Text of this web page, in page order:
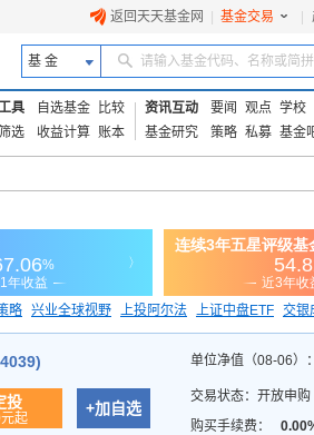
返回天天基金网 基金交易
基 金 请输入基金代码、名称或简拼
具 自选基金
比较
选
收益计算 账本
资讯互动 要闻 观点 学校
基金研究
策略 私募 基金
略 兴业全球视野 上投阿尔法 上证中盘ETF 交银
投
起
+加自选
单位净值（08-06）：
交易状态： 开放申购
购买手续费：